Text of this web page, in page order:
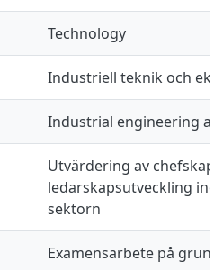
Technology
Industriell teknik och
Industrial engineering
Utvärdering av chefskap
ledarskapsutveckling
sektorn
Examensarbete på